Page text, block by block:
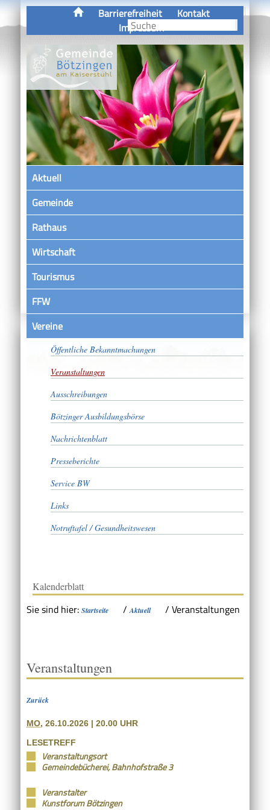
Barrierefreiheit
Kontakt
Impressum
Aktuell
Gemeinde
Rathaus
Wirtschaft
Tourismus
FFW
VereineSatzungen
Öffentliche Bekanntmachungen
Veranstaltungen
Ausschreibungen
Bötzinger Ausbildungsbörse
Nachrichtenblatt
Presseberichte
Service BW
Links
Notruftafel / Gesundheitswesen
Kalenderblatt
Sie sind hier: Startseite /Aktuell / Veranstaltungen
Veranstaltungen
Zurück
MO, 26.10.2026 | 20.00 UHR
LESETREFF
Veranstaltungsort
Gemeindebücherei, Bahnhofstraße 3
Veranstalter
Kunstforum Bötzingen